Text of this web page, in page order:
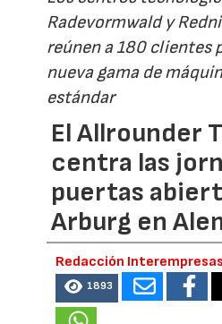
Radevormwald y
reúnen a 180 clientes
nueva gama de
estándar
El Allrounder
centra las
puertas
Arburg en
Redacción Interempresas
1893